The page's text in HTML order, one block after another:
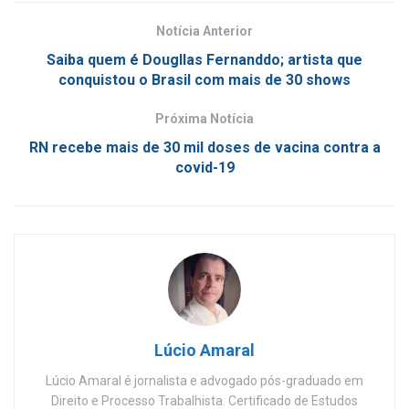
Notícia Anterior
Saiba quem é Dougllas Fernanddo; artista que
conquistou o Brasil com mais de 30 shows
Próxima Notícia
RN recebe mais de 30 mil doses de vacina contra a
covid-19
Lúcio Amaral
Lúcio Amaral é jornalista e advogado pós-graduado em
Direito e Processo Trabalhista. Certificado de Estudos